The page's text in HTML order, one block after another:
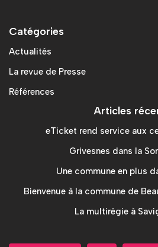
Catégories
Actualités
La revue de Presse
Références
Articles
eTicket rend service aux
Grivesnes dans la
Une commune en plus
Bienvenue à la commune de
La multirégie à